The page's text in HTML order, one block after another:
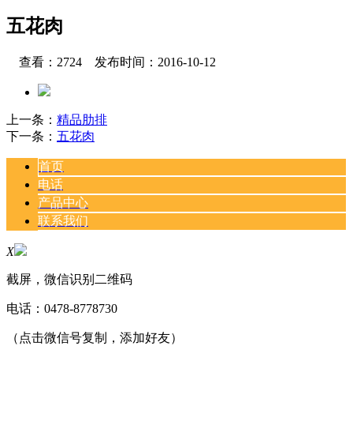
五花肉
查看：2724 发布时间：2016-10-12
上一条： 精品肋排
下一条： 五花肉
首页
电话
产品中心
联系我们
X
截屏，微信识别二维码
电话： 0478-8778730
（点击微信号复制，添加好友）